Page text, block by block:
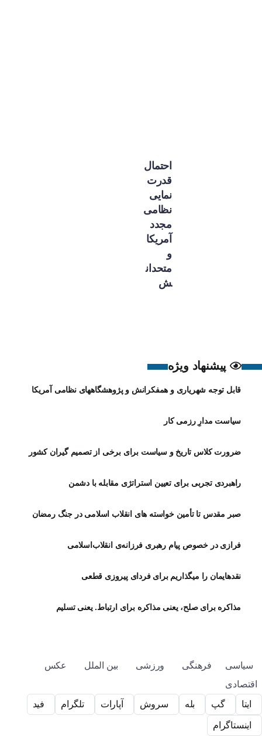
احتمال
قدرت
نمایی
نظامی
مجدد
آمریکا
و
متحدان
ش
پیشنهاد ویژه
قابل توجه شهریاری و همفکرانش و پژوهشگاههای نظامی آمریکا
سیاست مدارِ رزمی کار
ضرورت کلاس تاریخ و سیاست برای برخی از تصمیم گیران کشور
راهبردی تجربی برای تعیین استراتژی مقابله با دشمن
صبر مقدس تا تأمین خواسته های انقلاب اسلامی در جنگ رمضان
فرازی در خصوص پیام رهبری فرزانه‌ی انقلاب‌اسلامی
نقدهایمان را میگذاریم برای فردای پیروزی قطعی
مذاکره برای صلح، یعنی مذاکره برای ارتباط. یعنی تسلیم
سیاسی فرهنگی ورزشی بین الملل
عکس
اقتصادی
ایتا
گپ بله سروش آپارات تلگرام فید
اینستاگرام